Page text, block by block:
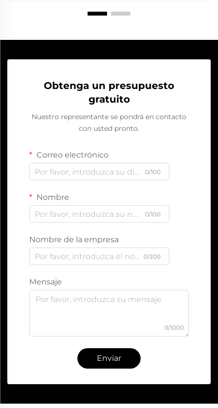
Obtenga un presupuesto
gratuito
Nuestro representante se pondrá en contacto
con usted pronto.
Correo electrónico
0/100
Nombre
0/100
Nombre de la empresa
0/200
Mensaje
0/1000
Enviar